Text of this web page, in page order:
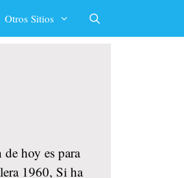
Otros Sitios
hoy es para
1960, Si ha